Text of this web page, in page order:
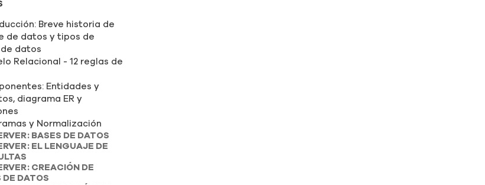
Breve historia de
de datos y tipos de
datos
Relacional - 12 reglas de
Entidades y
diagrama ER y
y Normalización
BASES DE DATOS
EL LENGUAJE DE
CREACIÓN DE
DE DATOS